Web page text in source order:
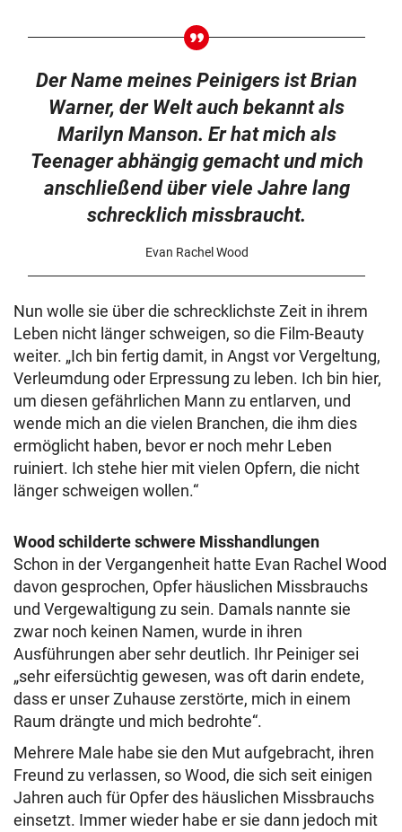
Der Name meines Peinigers ist Brian
Warner, der Welt auch bekannt als
Marilyn Manson. Er hat mich als
Teenager abhängig gemacht und mich
anschließend über viele Jahre lang
schrecklich missbraucht.
Evan Rachel Wood
Nun wolle sie über die schrecklichste Zeit in ihrem
Leben nicht länger schweigen, so die Film-Beauty
weiter. „Ich bin fertig damit, in Angst vor Vergeltung,
Verleumdung oder Erpressung zu leben. Ich bin hier,
um diesen gefährlichen Mann zu entlarven, und
wende mich an die vielen Branchen, die ihm dies
ermöglicht haben, bevor er noch mehr Leben
ruiniert. Ich stehe hier mit vielen Opfern, die nicht
länger schweigen wollen.“
Wood schilderte schwere Misshandlungen
Schon in der Vergangenheit hatte Evan Rachel Wood
davon gesprochen, Opfer häuslichen Missbrauchs
und Vergewaltigung zu sein. Damals nannte sie
zwar noch keinen Namen, wurde in ihren
Ausführungen aber sehr deutlich. Ihr Peiniger sei
„sehr eifersüchtig gewesen, was oft darin endete,
dass er unser Zuhause zerstörte, mich in einem
Raum drängte und mich bedrohte“.
Mehrere Male habe sie den Mut aufgebracht, ihren
Freund zu verlassen, so Wood, die sich seit einigen
Jahren auch für Opfer des häuslichen Missbrauchs
einsetzt. Immer wieder habe er sie dann jedoch mit